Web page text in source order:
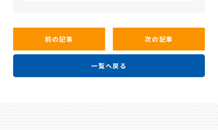
前の記事 次の記事
一覧へ戻る